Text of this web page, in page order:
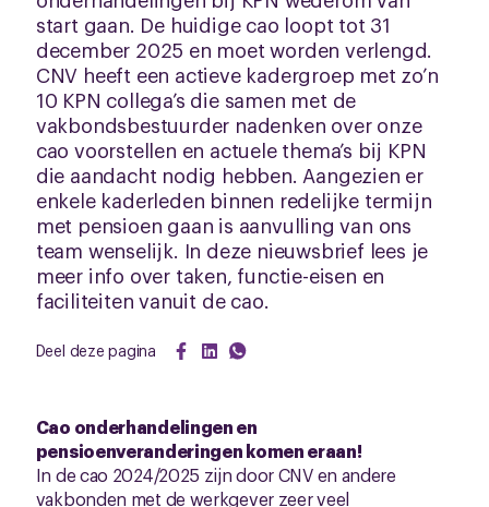
start gaan. De huidige cao loopt tot 31
december 2025 en moet worden verlengd.
CNV heeft een actieve kadergroep met zo’n
10 KPN collega’s die samen met de
vakbondsbestuurder nadenken over onze
cao voorstellen en actuele thema’s bij KPN
die aandacht nodig hebben. Aangezien er
enkele kaderleden binnen redelijke termijn
met pensioen gaan is aanvulling van ons
team wenselijk. In deze nieuwsbrief lees je
meer info over taken, functie-eisen en
faciliteiten vanuit de cao.
Deel deze pagina
Cao onderhandelingen en
pensioenveranderingen komen eraan!
In de cao 2024/2025 zijn door CNV en andere
vakbonden met de werkgever zeer veel